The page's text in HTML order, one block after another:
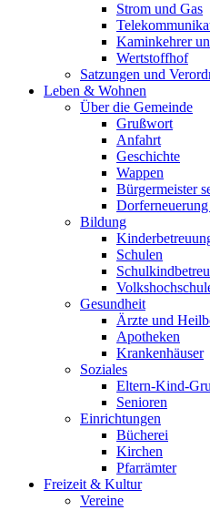
Strom und Gas
Kaminkehrer
Wertstoffhof
Satzungen und
Leben & Wohnen
Über die Gemeinde
Grußwort
Anfahrt
Geschichte
Wappen
Bürgermeister
Bildung
Schulen
Gesundheit
Ärzte und
Apotheken
Krankenhäuser
Soziales
Eltern-Kind-
Senioren
Einrichtungen
Bücherei
Kirchen
Pfarrämter
Freizeit & Kultur
Vereine